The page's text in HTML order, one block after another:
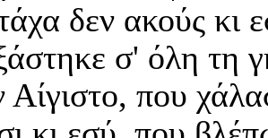
δεν ακούς κι
σ' όλη τη
Αίγιστο, που